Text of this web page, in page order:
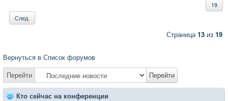
19
След.
Страница13 из 19
Вернуться в Список форумов
Перейти
Перейти
Кто сейчас на конференции